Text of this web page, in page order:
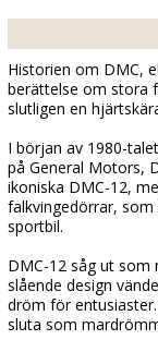
Historien om DMC,
berättelse om stora
slutligen en
I början av 1980-
på General Motors,
ikoniska DMC-12,
falkvingedörrar,
sportbil.
DMC-12 såg ut som
slående design
dröm för
sluta som